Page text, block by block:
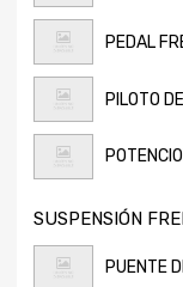
PEDAL
PILOTO
SUSPENSIÓN
PUENTE